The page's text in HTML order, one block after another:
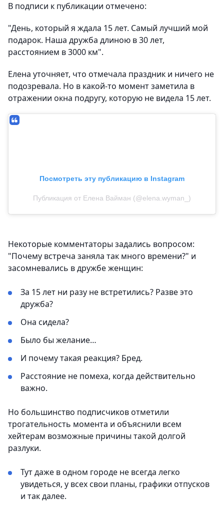
В подписи к публикации отмечено:
"День, который я ждала 15 лет. Самый лучший мой
подарок. Наша дружба длиною в 30 лет,
расстоянием в 3000 км".
Елена уточняет, что отмечала праздник и ничего не
подозревала. Но в какой-то момент заметила в
отражении окна подругу, которую не видела 15 лет.
Посмотреть эту публикацию в Instagram
Публикация от Елена Вайман (@elena.wyman_)
Некоторые комментаторы задались вопросом:
"Почему встреча заняла так много времени?" и
засомневались в дружбе женщин:
За 15 лет ни разу не встретились? Разве это
дружба?
Она сидела?
Было бы желание…
И почему такая реакция? Бред.
Расстояние не помеха, когда действительно
важно.
Но большинство подписчиков отметили
трогательность момента и объяснили всем
хейтерам возможные причины такой долгой
разлуки.
Тут даже в одном городе не всегда легко
увидеться, у всех свои планы, графики отпусков
и так далее.